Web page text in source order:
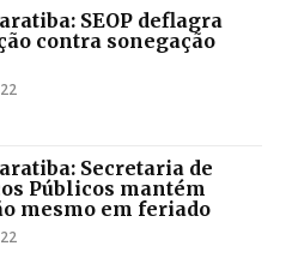
SEOP deflagra
contra sonegação
Secretaria de
Públicos mantém
mesmo em feriado